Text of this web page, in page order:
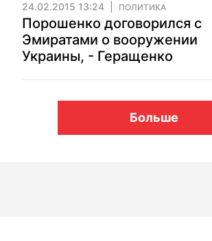
24.02.2015 13:24 ПОЛИТИКА
Порошенко договорился с
Эмиратами о вооружении
Украины, - Геращенко
Больше